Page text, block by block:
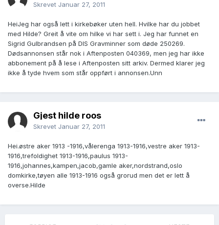
Skrevet Januar 27, 2011
HeiJeg har også lett i kirkebøker uten hell. Hvilke har du jobbet
med Hilde? Greit å vite om hilke vi har sett i. Jeg har funnet en
Sigrid Gulbrandsen på DIS Gravminner som døde 250269.
Dødsannonsen står nok i Aftenposten 040369, men jeg har ikke
abbonement på å lese i Aftenposten sitt arkiv. Dermed klarer jeg
ikke å tyde hvem som står oppført i annonsen.Unn
Gjest hilde roos
Skrevet Januar 27, 2011
Hei.østre aker 1913 -1916,vålerenga 1913-1916,vestre aker 1913-
1916,trefoldighet 1913-1916,paulus 1913-
1916,johannes,kampen,jacob,gamle aker,nordstrand,oslo
domkirke,tøyen alle 1913-1916 også grorud men det er lett å
overse.Hilde